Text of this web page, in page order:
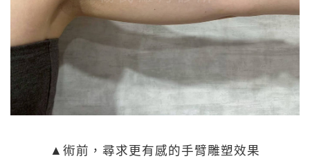
▲術前，尋求更有感的手臂雕塑效果